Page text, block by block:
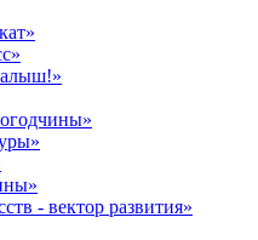
- вектор развития»